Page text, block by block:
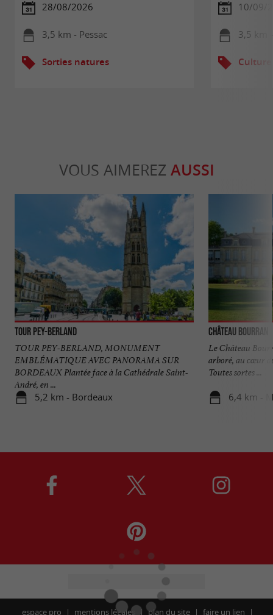
28/08/2026
3,5 km - Pessac
Sorties natures
10/09/
3,5 km
Culture
VOUS AIMEREZ AUSSI
Tour Pey-Berland
TOUR PEY-BERLAND, MONUMENT
EMBLÉMATIQUE AVEC PANORAMA SUR
BORDEAUX Plantée face à la Cathédrale Saint-
André, en ...
5,2 km - Bordeaux
Château Bourran
Le Château
arboré, au cœur
Toutes sortes ...
6,4 km -
espace pro mentions légales plan du site faire un lien